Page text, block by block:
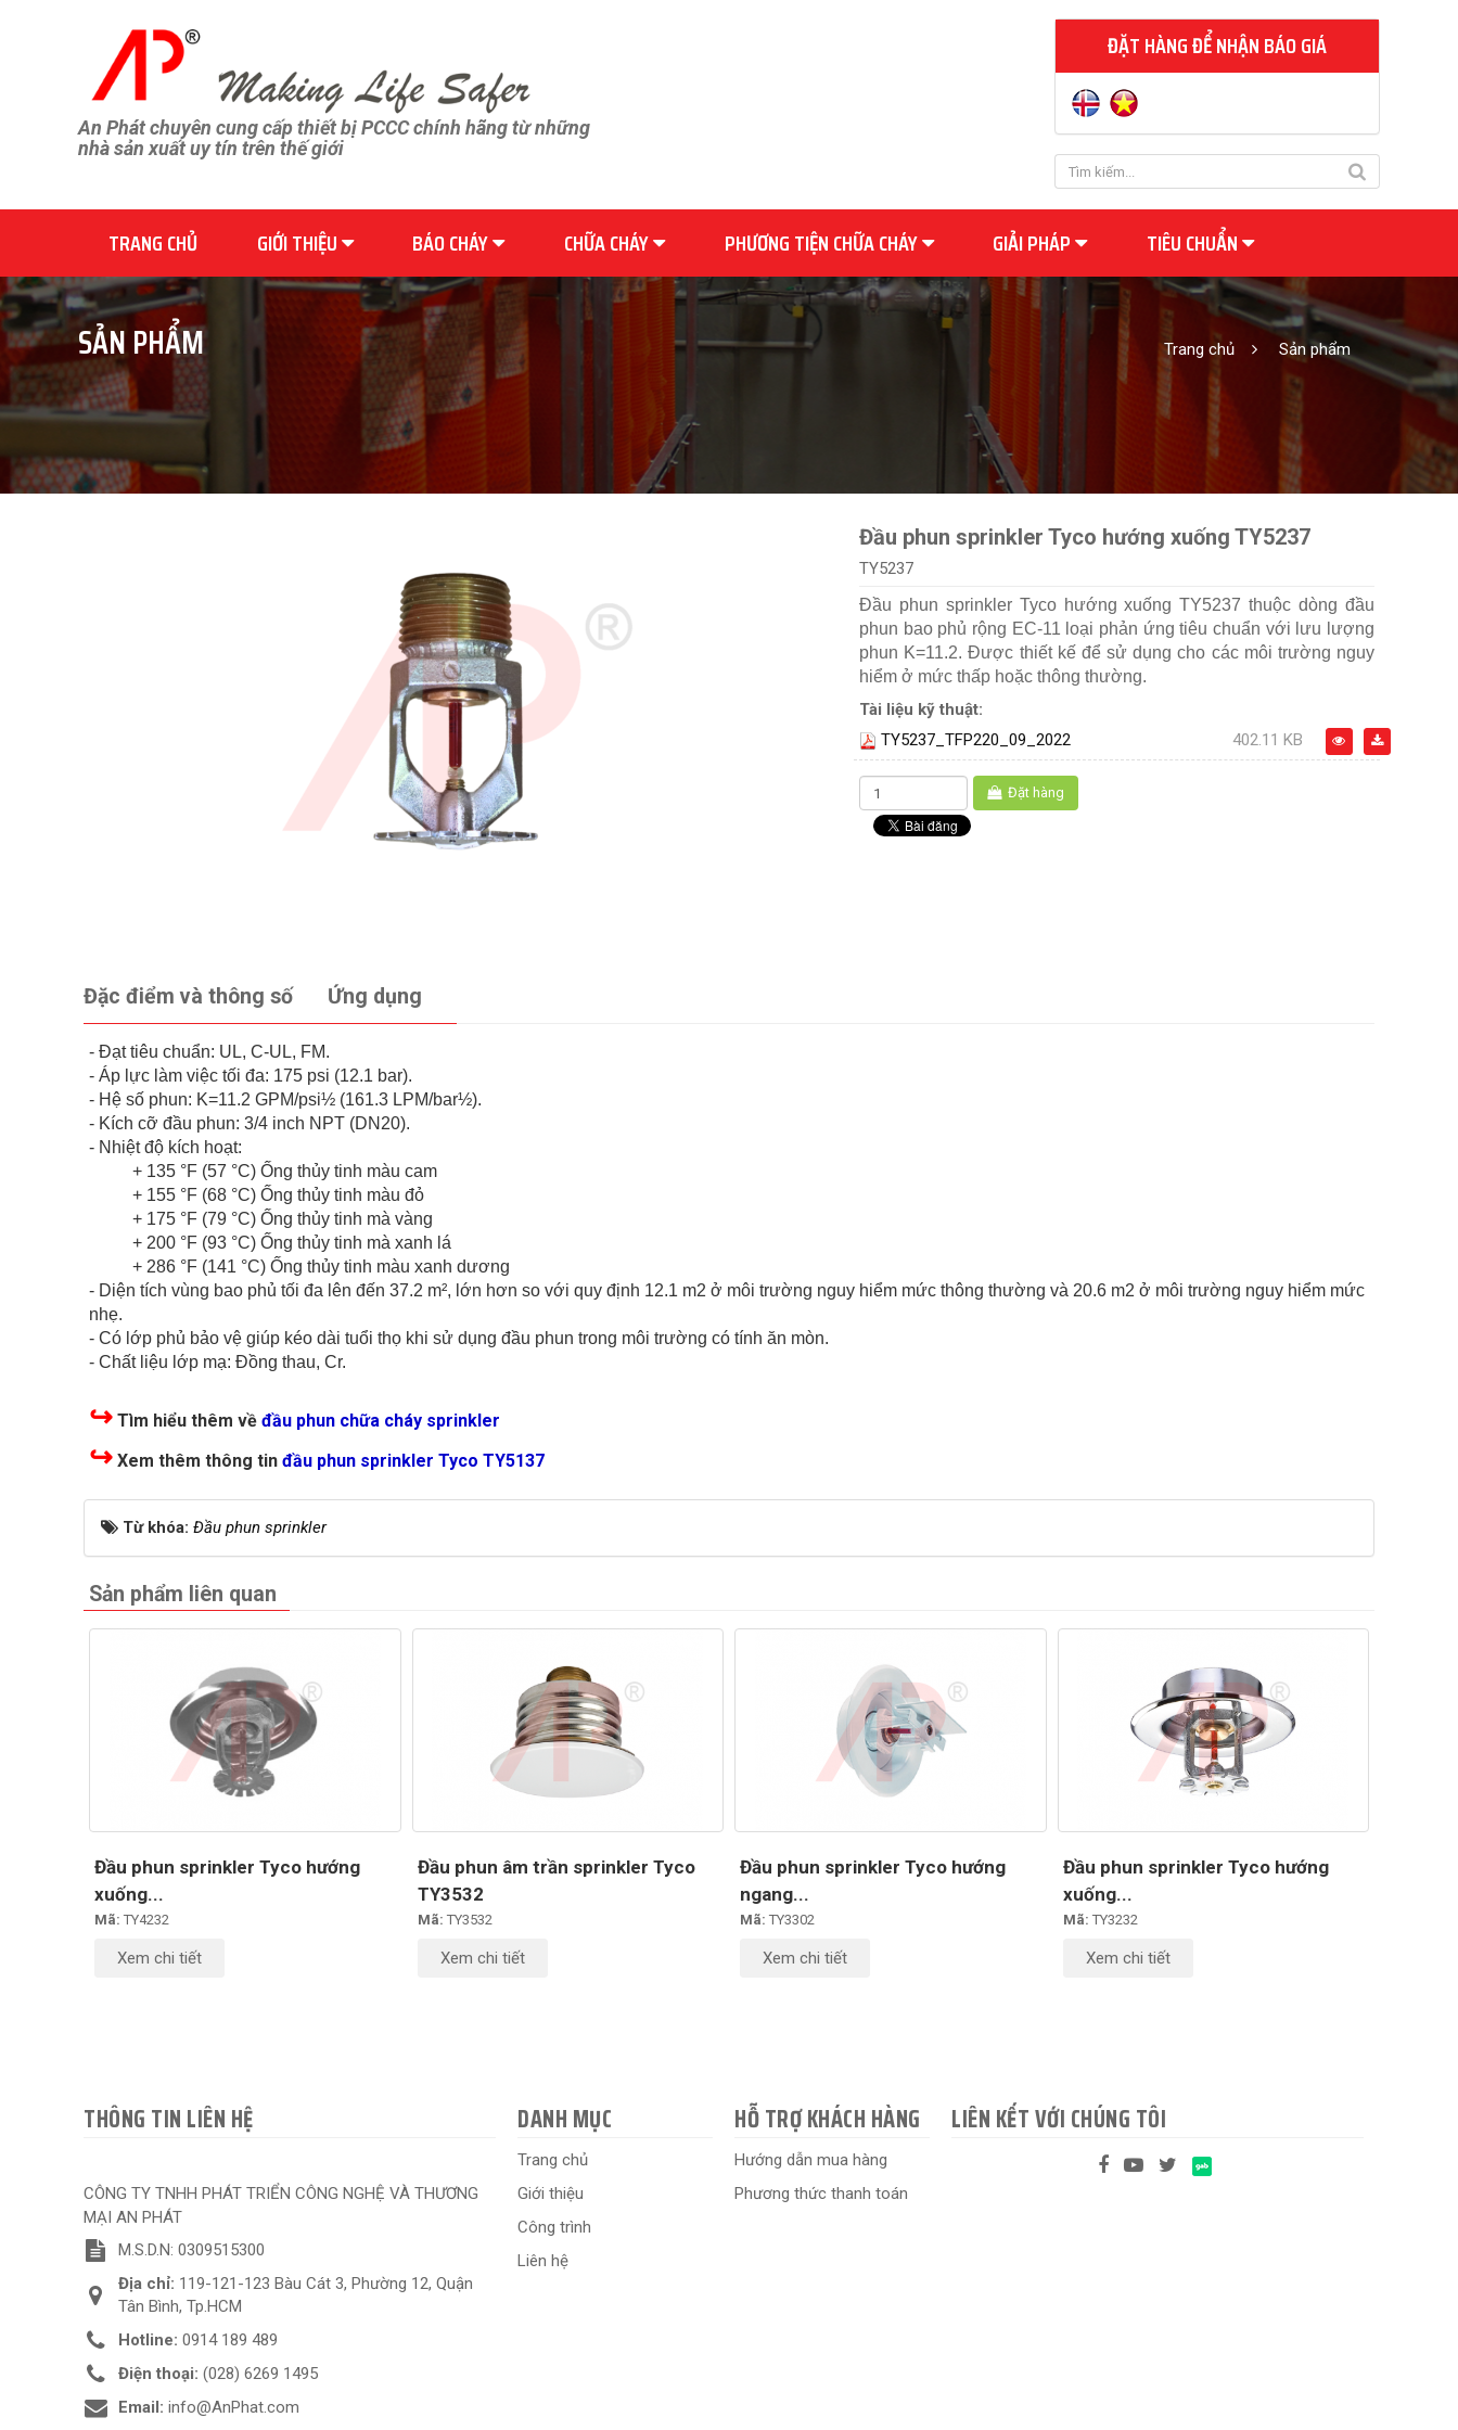
An Phát chuyên cung cấp thiết bị PCCC chính hãng từ những
nhà sản xuất uy tín trên thế giới
ĐẶT HÀNG ĐỂ NHẬN BÁO GIÁ
TRANG CHỦ GIỚI THIỆU BÁO CHÁY CHỮA CHÁY PHƯƠNG TIỆN CHỮA CHÁY GIẢI PHÁP TIÊU CHUẨN
SẢN PHẨM Trang chủ Sản phẩm
Đầu phun sprinkler Tyco hướng xuống TY5237
TY5237
Đầu phun sprinkler Tyco hướng xuống TY5237 thuộc dòng đầu
phun bao phủ rộng EC-11 loại phản ứng tiêu chuẩn với lưu lượng
phun K=11.2. Được thiết kế để sử dụng cho các môi trường nguy
hiểm ở mức thấp hoặc thông thường.
Tài liệu kỹ thuật:
TY5237_TFP220_09_2022
402.11 KB
Đặt hàng
Đặc điểm và thông số Ứng dụng
- Đạt tiêu chuẩn: UL, C-UL, FM.
- Áp lực làm việc tối đa: 175 psi (12.1 bar).
- Hệ số phun: K=11.2 GPM/psi½ (161.3 LPM/bar½).
- Kích cỡ đầu phun: 3/4 inch NPT (DN20).
- Nhiệt độ kích hoạt:
+ 135 °F (57 °C) Ống thủy tinh màu cam
+ 155 °F (68 °C) Ống thủy tinh màu đỏ
+ 175 °F (79 °C) Ống thủy tinh mà vàng
+ 200 °F (93 °C) Ống thủy tinh mà xanh lá
+ 286 °F (141 °C) Ống thủy tinh màu xanh dương
- Diện tích vùng bao phủ tối đa lên đến 37.2 m², lớn hơn so với quy định 12.1 m2 ở môi trường nguy hiểm mức thông thường và 20.6 m2 ở môi trường nguy hiểm mức
nhẹ.
- Có lớp phủ bảo vệ giúp kéo dài tuổi thọ khi sử dụng đầu phun trong môi trường có tính ăn mòn.
- Chất liệu lớp mạ: Đồng thau, Cr.
↪ Tìm hiểu thêm về đầu phun chữa cháy sprinkler
↪ Xem thêm thông tin đầu phun sprinkler Tyco TY5137
Từ khóa: Đầu phun sprinkler
Sản phẩm liên quan
Đầu phun sprinkler Tyco hướng
xuống...
Mã: TY4232
Xem chi tiết
Đầu phun âm trần sprinkler Tyco
TY3532
Mã: TY3532
Xem chi tiết
Đầu phun sprinkler Tyco hướng
ngang...
Mã: TY3302
Xem chi tiết
Đầu phun sprinkler Tyco hướng
xuống...
Mã: TY3232
Xem chi tiết
THÔNG TIN LIÊN HỆ
CÔNG TY TNHH PHÁT TRIỂN CÔNG NGHỆ VÀ THƯƠNG
MẠI AN PHÁT
M.S.D.N: 0309515300
Địa chỉ: 119-121-123 Bàu Cát 3, Phường 12, Quận
Tân Bình, Tp.HCM
Hotline: 0914 189 489
Điện thoại: (028) 6269 1495
Email: info@AnPhat.com
DANH MỤC
Trang chủ
Giới thiệu
Công trình
Liên hệ
HỖ TRỢ KHÁCH HÀNG
Hướng dẫn mua hàng
Phương thức thanh toán
LIÊN KẾT VỚI CHÚNG TÔI